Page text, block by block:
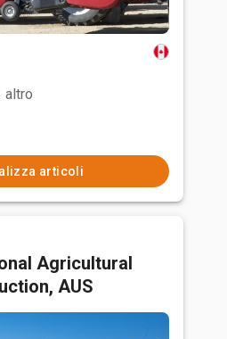
altro
articoli
Agricultural
AUS